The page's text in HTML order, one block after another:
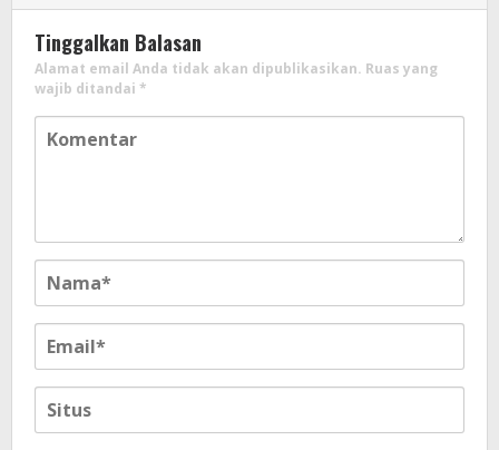
Tinggalkan Balasan
Alamat email Anda tidak akan dipublikasikan. Ruas yang
wajib ditandai *